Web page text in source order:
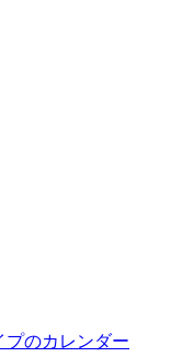
プのカレンダー